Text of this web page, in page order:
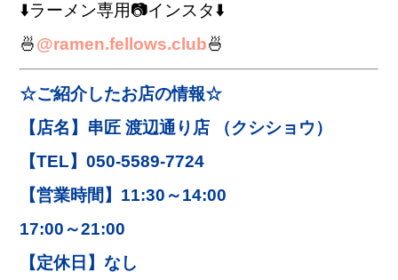
⬇️ラーメン専用📷インスタ⬇️
🍜@ramen.fellows.club🍜
☆ご紹介したお店の情報☆
【店名】串匠 渡辺通り店 （クシショウ）
【TEL】050-5589-7724
【営業時間】11:30～14:00
17:00～21:00
【定休日】なし